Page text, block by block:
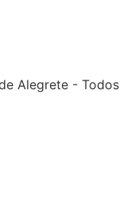
Alegrete - Todos